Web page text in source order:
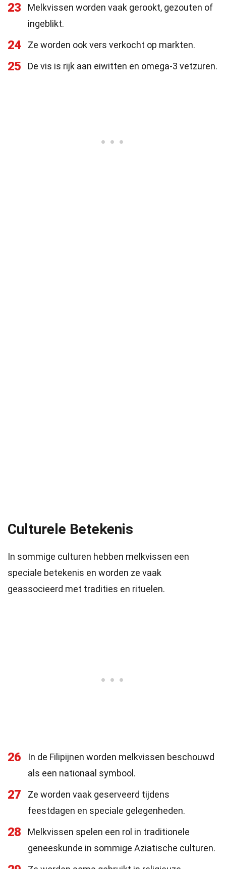
23
Melkvissen worden vaak gerookt, gezouten of
ingeblikt.
24 Ze worden ook vers verkocht op markten.
25 De vis is rijk aan eiwitten en omega-3 vetzuren.
Culturele Betekenis
In sommige culturen hebben melkvissen een
speciale betekenis en worden ze vaak
geassocieerd met tradities en rituelen.
26
In de Filipijnen worden melkvissen beschouwd
als een nationaal symbool.
27
Ze worden vaak geserveerd tijdens
feestdagen en speciale gelegenheden.
28
Melkvissen spelen een rol in traditionele
geneeskunde in sommige Aziatische culturen.